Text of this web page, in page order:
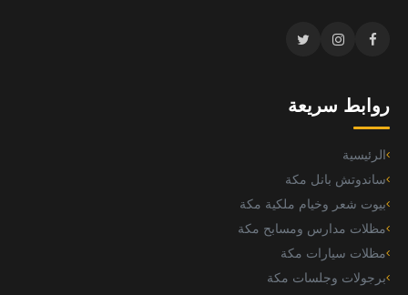
روابط سريعة
الرئيسية
ساندوتش بانل مكة
بيوت شعر وخيام ملكية مكة
مظلات مدارس ومسابح مكة
مظلات سيارات مكة
برجولات وجلسات مكة